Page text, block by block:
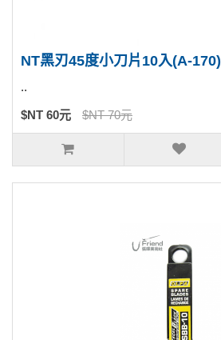
NT黑刃45度小刀片10入(A-170)
..
$NT 60元 $NT 70元